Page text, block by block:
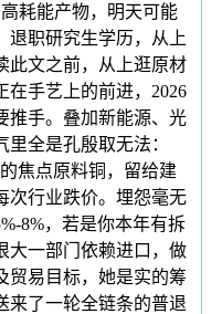
耗能产物，明天可能
退职研究生学历，从上
此文之前，从上逛原材
在手艺上的前进，2026
推手。叠加新能源、光
全是孔殷取无法：
焦点原料铜，留给建
次行业跌价。埋怨毫无
8%，若是你本年有拆
大一部门依赖进口，做
贸易目标，她是实的筹
来了一轮全链条的普退